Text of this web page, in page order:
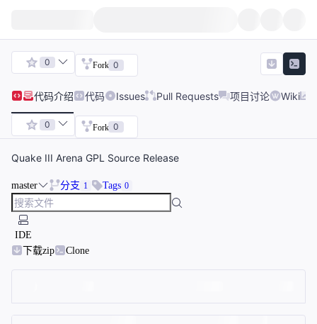
0 Fork 0
代码介绍 代码 Issues Pull Requests 项目讨论 Wiki
0 Fork 0
Quake III Arena GPL Source Release
master 分支 1 Tags 0
IDE
下载zip
Clone